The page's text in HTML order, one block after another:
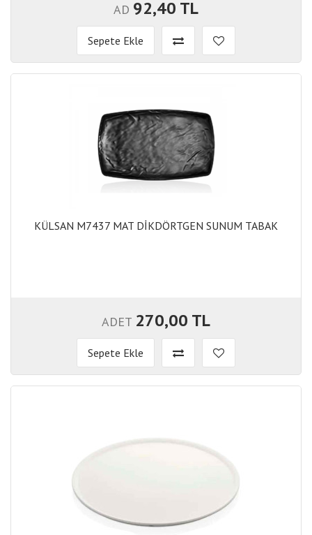
AD 92,40 TL
Sepete Ekle
KÜLSAN M7437 MAT DİKDÖRTGEN SUNUM TABAK
ADET 270,00 TL
Sepete Ekle